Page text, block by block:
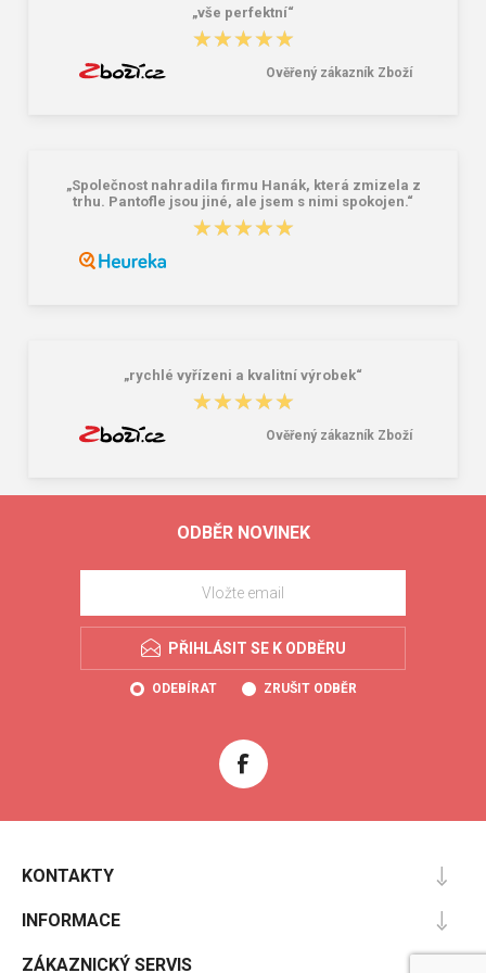
„vše perfektní“
★★★★★
★★★★★
Ověřený zákazník Zboží
„Společnost nahradila firmu Hanák, která zmizela z
trhu. Pantofle jsou jiné, ale jsem s nimi spokojen.“
★★★★★
★★★★★
„rychlé vyřízeni a kvalitní výrobek“
★★★★★
★★★★★
Ověřený zákazník Zboží
ODBĚR NOVINEK
PŘIHLÁSIT SE K ODBĚRU
ODEBÍRAT ZRUŠIT ODBĚR
KONTAKTY
INFORMACE
ZÁKAZNICKÝ SERVIS